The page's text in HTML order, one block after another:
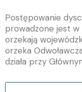
Postępowanie
prowadzone jest
orzekają
orzeka
działa przy